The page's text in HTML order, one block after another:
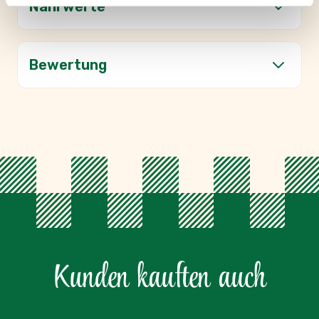
Nährwerte
Bewertung
Kunden kauften auch